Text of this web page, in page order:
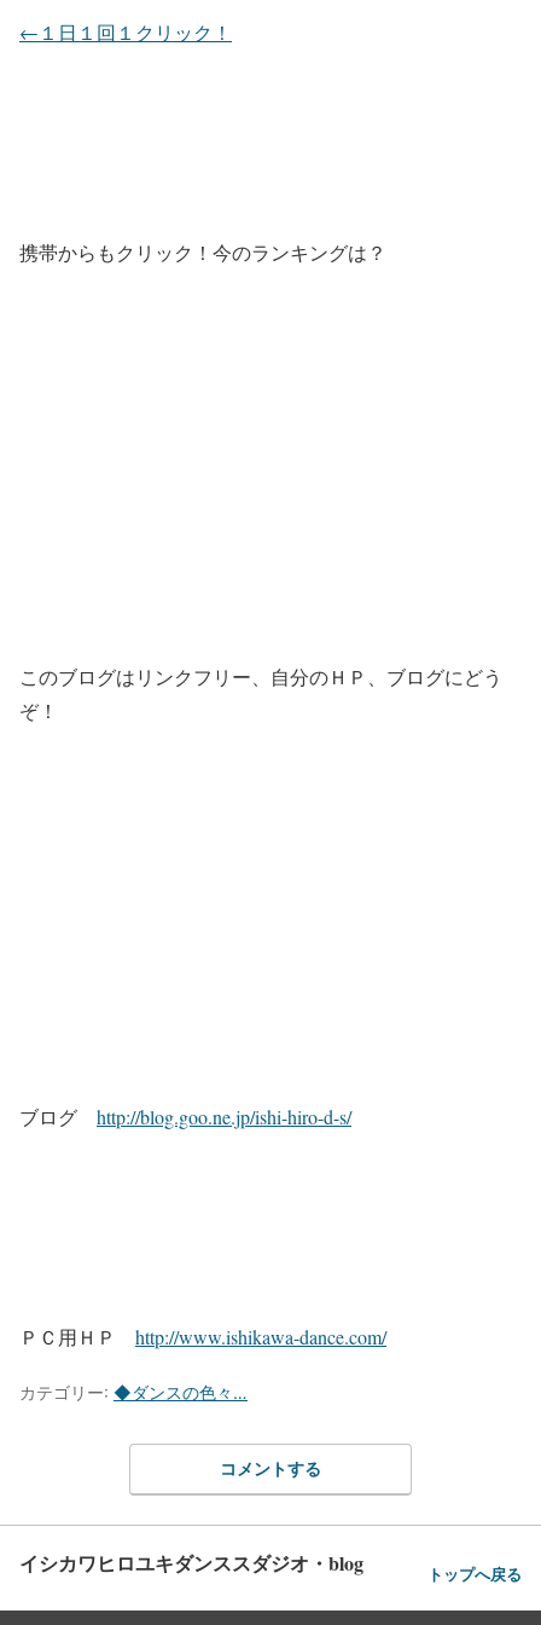
←１日１回１クリック！
携帯からもクリック！今のランキングは？
このブログはリンクフリー、自分のＨＰ、ブログにどう
ぞ！
ブログ http://blog.goo.ne.jp/ishi-hiro-d-s/
ＰＣ用ＨＰ http://www.ishikawa-dance.com/
カテゴリー: ◆ダンスの色々…
コメントする
イシカワヒロユキダンススダジオ・blog トップへ戻る